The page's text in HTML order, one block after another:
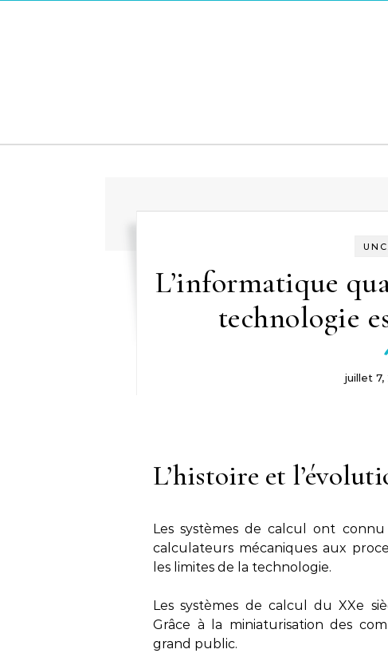
L’informatique
technologie
juillet 7,
L’histoire et
Les systèmes de calcul ont
calculateurs mécaniques aux
les limites de la technologie.
Les systèmes de calcul du XXe
Grâce à la miniaturisation des
grand public.